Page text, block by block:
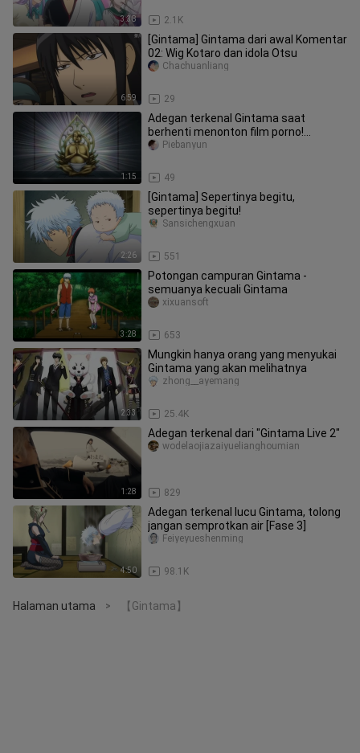
3:38 2.1K
6:59
[Gintama] Gintama dari awal Komentar
02: Wig Kotaro dan idola Otsu
29
Chachuanliang
1:15
Adegan terkenal Gintama saat
berhenti menonton film porno!
Kekosongan adalah warna, warna
49
Piebanyun
2:26
[Gintama] Sepertinya begitu,
sepertinya begitu!
551
Sansichengxuan
3:28
Potongan campuran Gintama -
semuanya kecuali Gintama
653
xixuansoft
2:33
Mungkin hanya orang yang menyukai
Gintama yang akan melihatnya
25.4K
zhong__ayemang
1:28
Adegan terkenal dari "Gintama Live 2"
829
wodelaojiazaiyuelianghoumian
4:50
Adegan terkenal lucu Gintama, tolong
jangan semprotkan air [Fase 3]
98.1K
Feiyeyueshenming
Halaman utama > 【Gintama】